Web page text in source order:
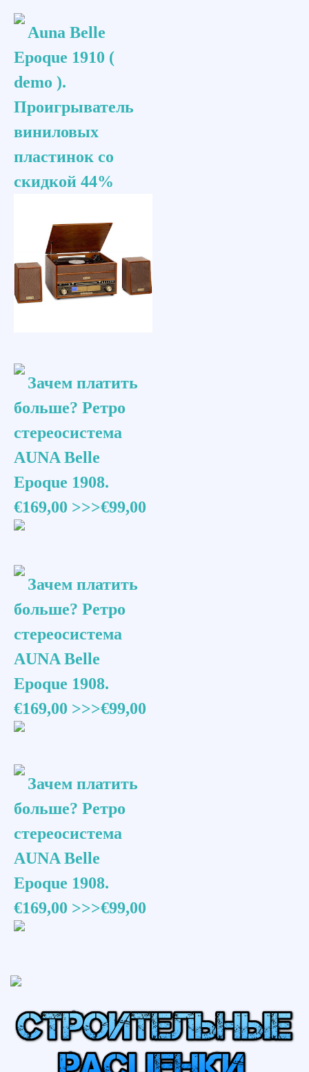
Auna Belle
Epoque 1910 (
demo ).
Проигрыватель
виниловых
пластинок со
скидкой 44%
Зачем платить
больше? Ретро
стереосистема
AUNA Belle
Epoque 1908.
€169,00 >>>€99,00
Зачем платить
больше? Ретро
стереосистема
AUNA Belle
Epoque 1908.
€169,00 >>>€99,00
Зачем платить
больше? Ретро
стереосистема
AUNA Belle
Epoque 1908.
€169,00 >>>€99,00